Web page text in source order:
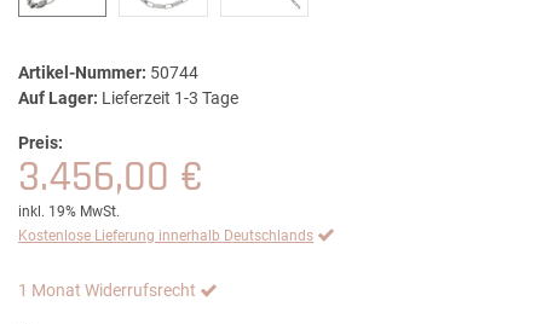
Artikel-Nummer: 50744
Auf Lager: Lieferzeit 1-3 Tage
Preis:
3.456,00 €
inkl. 19% MwSt.
Kostenlose Lieferung innerhalb Deutschlands
1 Monat Widerrufsrecht